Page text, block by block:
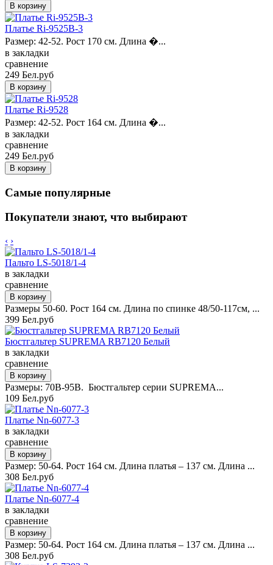
Платье Ri-9525B-3
Размер: 42-52. Рост 170 см. Длина �...
в закладки
сравнение
249 Бел.руб
Платье Ri-9528
Размер: 42-52. Рост 164 см. Длина �...
в закладки
сравнение
249 Бел.руб
Самые популярные
Покупатели знают, что выбирают
‹ ›
Пальто LS-5018/1-4
в закладки
сравнение
Размеры 50-60. Рост 164 см. Длина по спинке 48/50-117см, ...
399 Бел.руб
Бюстгальтер SUPREMA RB7120 Белый
в закладки
сравнение
Размеры: 70B-95B. Бюстгальтер серии SUPREMA...
109 Бел.руб
Платье Nn-6077-3
в закладки
сравнение
Размер: 50-64. Рост 164 см. Длина платья – 137 см. Длина ...
308 Бел.руб
Платье Nn-6077-4
в закладки
сравнение
Размер: 50-64. Рост 164 см. Длина платья – 137 см. Длина ...
308 Бел.руб